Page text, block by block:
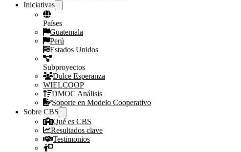
Iniciativas
Países
Guatemala
Perú
Estados Unidos
Subproyectos
Dulce Esperanza
WIELCOOP
DMOC Análisis
Soporte en Modelo Cooperativo
Sobre CBS
Qué es CBS
Resultados clave
Testimonios